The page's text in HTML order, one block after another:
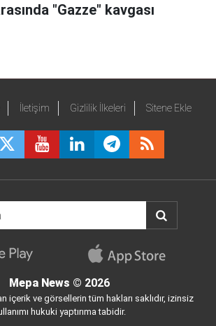
"Gazze" kavgası
İletişim Gizlilik İlkeleri Sitene Ekle
Mepa News © 2026
içerik ve görsellerin tüm hakları saklıdır, izinsiz
hukuki yaptırıma tabidir.